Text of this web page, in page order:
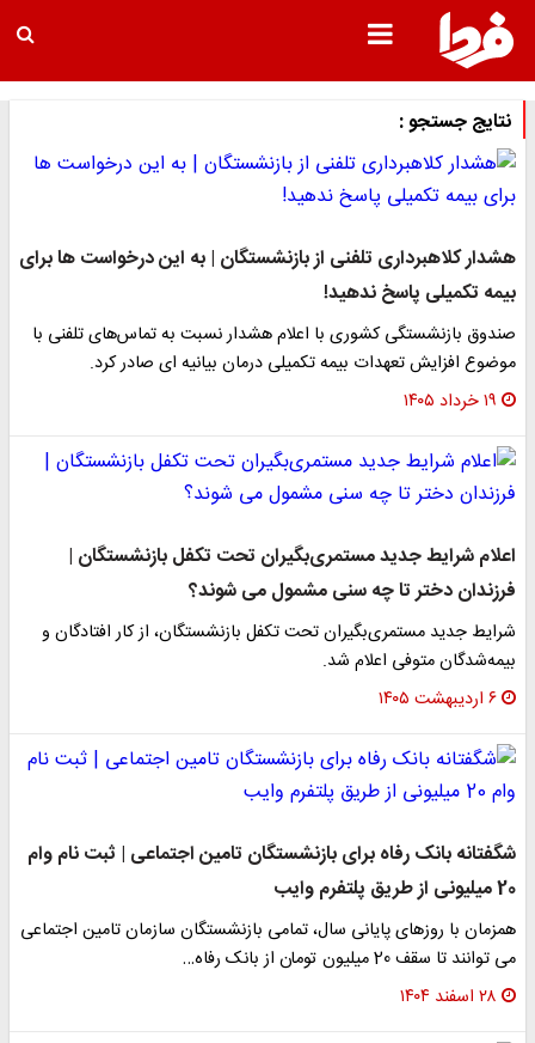
نتایج جستجو :
هشدار کلاهبرداری تلفنی از بازنشستگان | به این درخواست ها برای
بیمه تکمیلی پاسخ ندهید!
صندوق بازنشستگی کشوری با اعلام هشدار نسبت به تماس‌های تلفنی با
موضوع افزایش تعهدات بیمه تکمیلی درمان بیانیه ای صادر کرد.
۱۹ خرداد ۱۴۰۵
اعلام شرایط جدید مستمری‌بگیران تحت تکفل بازنشستگان |
فرزندان دختر تا چه سنی مشمول می شوند؟
شرایط جدید مستمری‌بگیران تحت تکفل بازنشستگان، از کار افتادگان و
بیمه‌شدگان متوفی اعلام شد.
۶ اردیبهشت ۱۴۰۵
شگفتانه بانک رفاه برای بازنشستگان تامین اجتماعی | ثبت نام وام
20 میلیونی از طریق پلتفرم وایب
همزمان با روزهای پایانی سال، تمامی بازنشستگان سازمان تامین اجتماعی
می توانند تا سقف 20 میلیون تومان از بانک رفاه…
۲۸ اسفند ۱۴۰۴